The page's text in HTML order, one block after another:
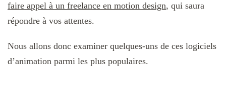
faire appel à un freelance en motion design, qui saura
répondre à vos attentes.
Nous allons donc examiner quelques-uns de ces logiciels
d’animation parmi les plus populaires.